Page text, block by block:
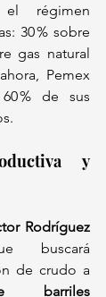
el régimen
30 % sobre
gas natural
Pemex
% de sus
y
Rodríguez
buscará
barriles